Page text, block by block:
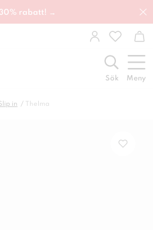
30% rabatt! →
Sök Meny
in Thelma